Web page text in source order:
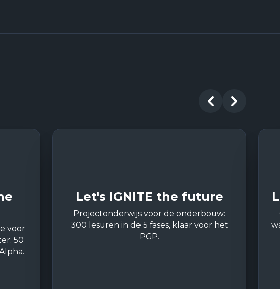
voor
50
Let's IGNITE the future
Projectonderwijs voor de onderbouw:
300 lesuren in de 5 fases, klaar voor het
PGP.